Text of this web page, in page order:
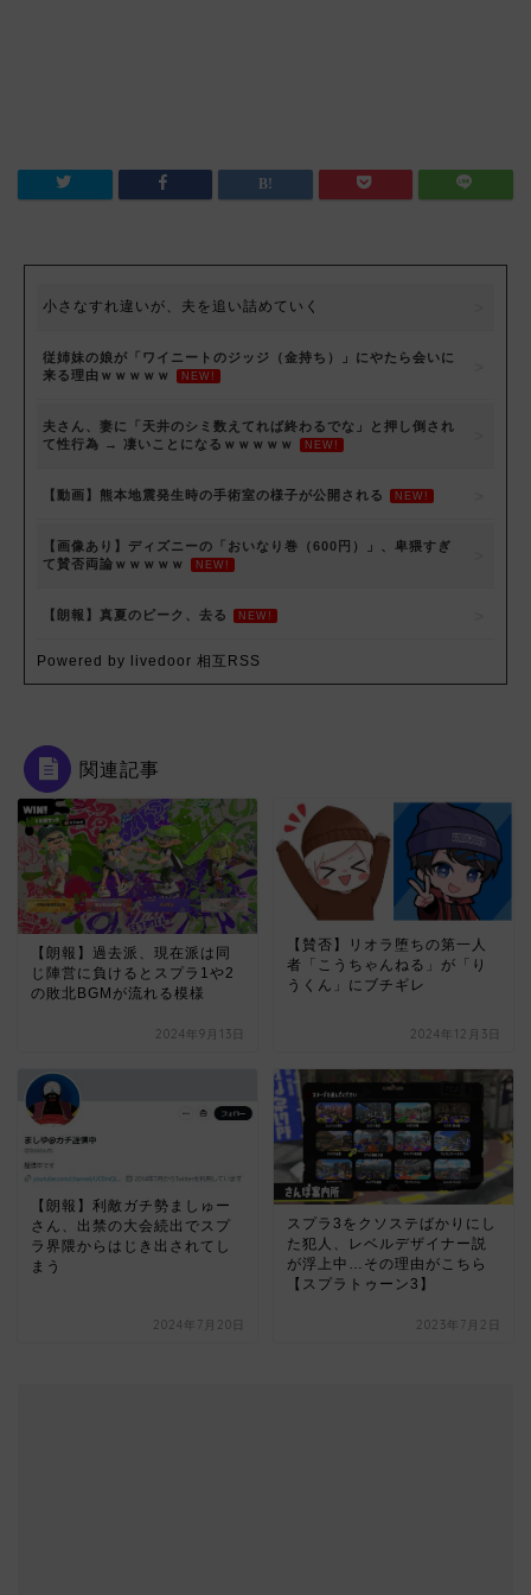
小さなすれ違いが、夫を追い詰めていく
従姉妹の娘が「ワイニートのジッジ（金持ち）」にやたら会いに
来る理由ｗｗｗｗｗ
NEW!
夫さん、妻に「天井のシミ数えてれば終わるでな」と押し倒され
て性行為 → 凄いことになるｗｗｗｗｗ
NEW!
【動画】熊本地震発生時の手術室の様子が公開される NEW!
【画像あり】ディズニーの「おいなり巻（600円）」、卑猥すぎ
て賛否両論ｗｗｗｗｗ
NEW!
【朗報】真夏のピーク、去る NEW!
Powered by livedoor 相互RSS
関連記事
【朗報】過去派、現在派は同
じ陣営に負けるとスプラ1や2
の敗北BGMが流れる模様
2024年9月13日
【賛否】リオラ堕ちの第一人
者「こうちゃんねる」が「り
うくん」にブチギレ
2024年12月3日
【朗報】利敵ガチ勢ましゅー
さん、出禁の大会続出でスプ
ラ界隈からはじき出されてし
まう
2024年7月20日
スプラ3をクソステばかりにし
た犯人、レベルデザイナー説
が浮上中…その理由がこちら
【スプラトゥーン3】
2023年7月2日